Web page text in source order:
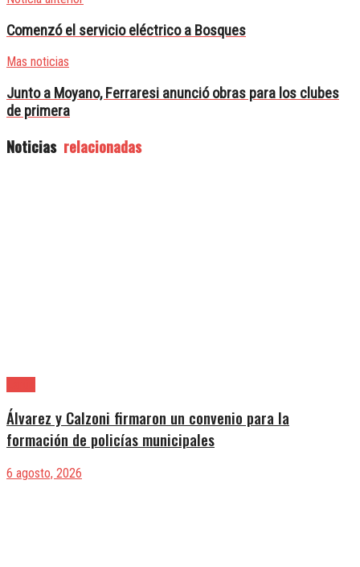
Comenzó el servicio eléctrico a Bosques
Mas noticias
Junto a Moyano, Ferraresi anunció obras para los clubes
de primera
Noticias relacionadas
Álvarez y Calzoni firmaron un convenio para la
formación de policías municipales
6 agosto, 2026